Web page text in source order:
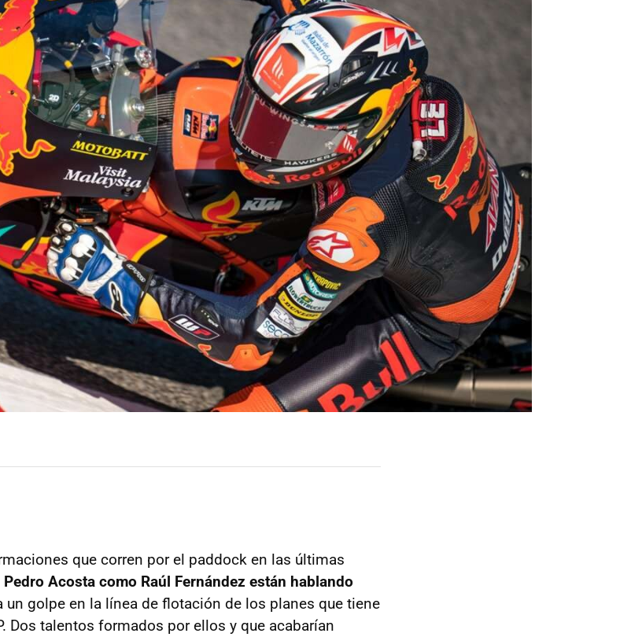
que corren por el paddock en las últimas
Acosta como Raúl Fernández están hablando
un golpe en la línea de flotación de los planes que tiene
Dos talentos formados por ellos y que acabarían